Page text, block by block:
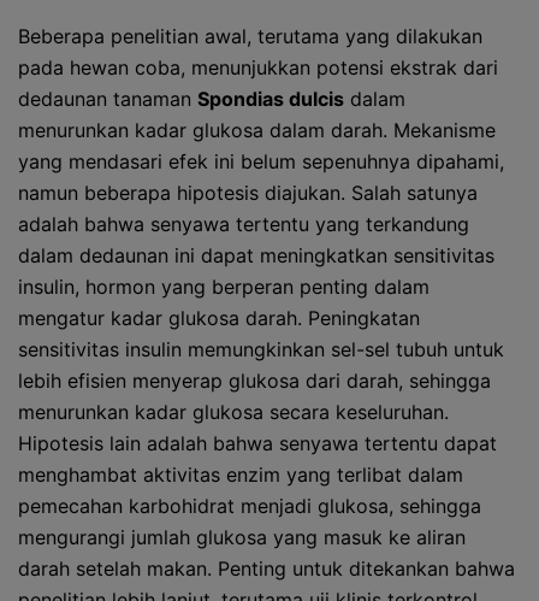
Beberapa penelitian awal, terutama yang dilakukan
pada hewan coba, menunjukkan potensi ekstrak dari
dedaunan tanaman Spondias dulcis dalam
menurunkan kadar glukosa dalam darah. Mekanisme
yang mendasari efek ini belum sepenuhnya dipahami,
namun beberapa hipotesis diajukan. Salah satunya
adalah bahwa senyawa tertentu yang terkandung
dalam dedaunan ini dapat meningkatkan sensitivitas
insulin, hormon yang berperan penting dalam
mengatur kadar glukosa darah. Peningkatan
sensitivitas insulin memungkinkan sel-sel tubuh untuk
lebih efisien menyerap glukosa dari darah, sehingga
menurunkan kadar glukosa secara keseluruhan.
Hipotesis lain adalah bahwa senyawa tertentu dapat
menghambat aktivitas enzim yang terlibat dalam
pemecahan karbohidrat menjadi glukosa, sehingga
mengurangi jumlah glukosa yang masuk ke aliran
darah setelah makan. Penting untuk ditekankan bahwa